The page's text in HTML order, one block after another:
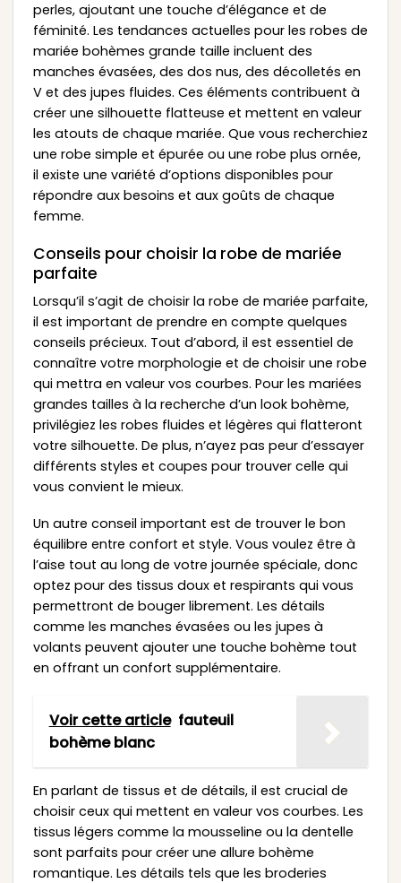
perles, ajoutant une touche d’élégance et de
féminité. Les tendances actuelles pour les robes de
mariée bohèmes grande taille incluent des
manches évasées, des dos nus, des décolletés en
V et des jupes fluides. Ces éléments contribuent à
créer une silhouette flatteuse et mettent en valeur
les atouts de chaque mariée. Que vous recherchiez
une robe simple et épurée ou une robe plus ornée,
il existe une variété d’options disponibles pour
répondre aux besoins et aux goûts de chaque
femme.
Conseils pour choisir la robe de mariée
parfaite
Lorsqu’il s’agit de choisir la robe de mariée parfaite,
il est important de prendre en compte quelques
conseils précieux. Tout d’abord, il est essentiel de
connaître votre morphologie et de choisir une robe
qui mettra en valeur vos courbes. Pour les mariées
grandes tailles à la recherche d’un look bohème,
privilégiez les robes fluides et légères qui flatteront
votre silhouette. De plus, n’ayez pas peur d’essayer
différents styles et coupes pour trouver celle qui
vous convient le mieux.
Un autre conseil important est de trouver le bon
équilibre entre confort et style. Vous voulez être à
l’aise tout au long de votre journée spéciale, donc
optez pour des tissus doux et respirants qui vous
permettront de bouger librement. Les détails
comme les manches évasées ou les jupes à
volants peuvent ajouter une touche bohème tout
en offrant un confort supplémentaire.
Voir cette article fauteuil
bohème blanc
En parlant de tissus et de détails, il est crucial de
choisir ceux qui mettent en valeur vos courbes. Les
tissus légers comme la mousseline ou la dentelle
sont parfaits pour créer une allure bohème
romantique. Les détails tels que les broderies